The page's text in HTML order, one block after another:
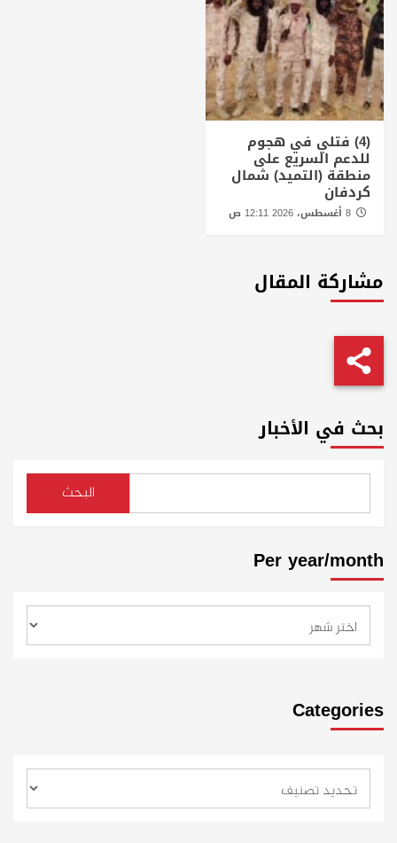
(4) فتلي في هجوم
للدعم السريع على
منطقة (التميد) شمال
كردفان
مشاركة المقال
بحث في الأخبار
البحث
Per year/month
Categories